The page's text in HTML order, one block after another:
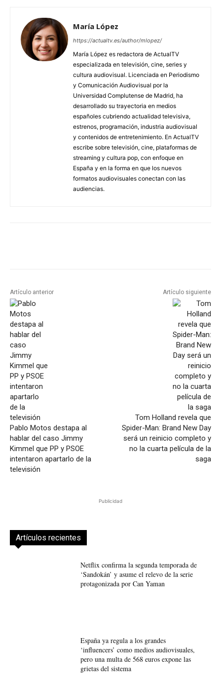
María López
https://actualtv.es/author/mlopez/
María López es redactora de ActualTV
especializada en televisión, cine, series y
cultura audiovisual. Licenciada en Periodismo
y Comunicación Audiovisual por la
Universidad Complutense de Madrid, ha
desarrollado su trayectoria en medios
españoles cubriendo actualidad televisiva,
estrenos, programación, industria audiovisual
y contenidos de entretenimiento. En ActualTV
escribe sobre televisión, cine, plataformas de
streaming y cultura pop, con enfoque en
España y en la forma en que los nuevos
formatos audiovisuales conectan con las
audiencias.
Artículo anterior
Pablo Motos destapa al
hablar del caso Jimmy
Kimmel que PP y PSOE
intentaron apartarlo de la
televisión
Artículo siguiente
Tom Holland revela que
Spider-Man: Brand New Day
será un reinicio completo y
no la cuarta película de la
saga
Publicidad
Artículos recientes
Netflix confirma la segunda temporada de
‘Sandokán’ y asume el relevo de la serie
protagonizada por Can Yaman
España ya regula a los grandes
‘influencers’ como medios audiovisuales,
pero una multa de 568 euros expone las
grietas del sistema